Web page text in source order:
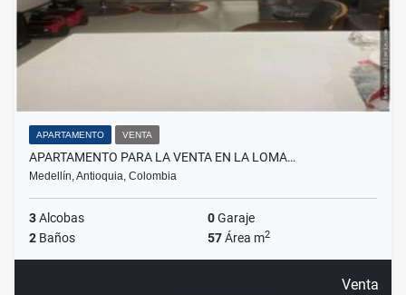
APARTAMENTO VENTA
APARTAMENTO PARA LA VENTA EN LA LOMA…
Medellín, Antioquia, Colombia
3Alcobas 0Garaje
2 Baños 57Área m2
Venta